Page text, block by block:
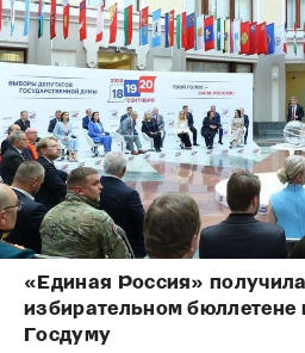
«Единая Россия»
избирательном бюллетене
Госдуму